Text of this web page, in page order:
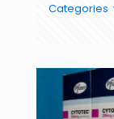
Categories